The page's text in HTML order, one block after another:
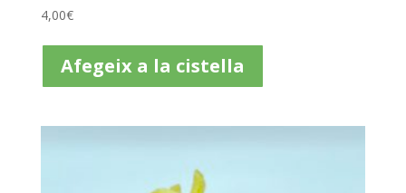
4,00€
Afegeix a la cistella